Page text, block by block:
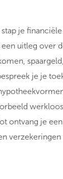
je
uitleg over
je je
ontvang je